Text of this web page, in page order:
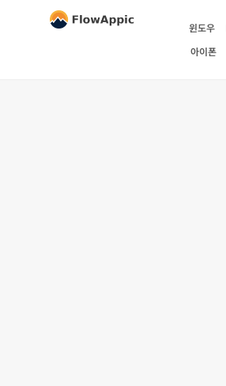
윈도우
아이폰